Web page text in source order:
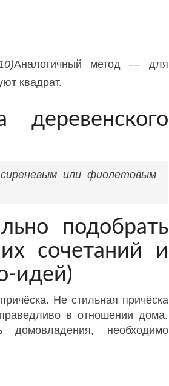
Аналогичный метод — для
квадрат.
или фиолетовым
подобрать
сочетаний и
идей)
Не стильная причёска
в отношении дома.
домовладения, необходимо